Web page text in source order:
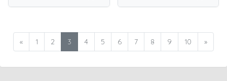
« 1 2 3 4 5 6 7 8 9 10 »